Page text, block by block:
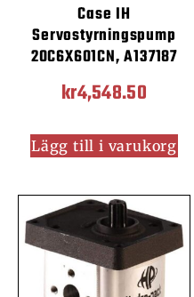
Case IH
Servostyrningspump
20C6X601CN, A137187
kr4,548.50
Lägg till i varukorg